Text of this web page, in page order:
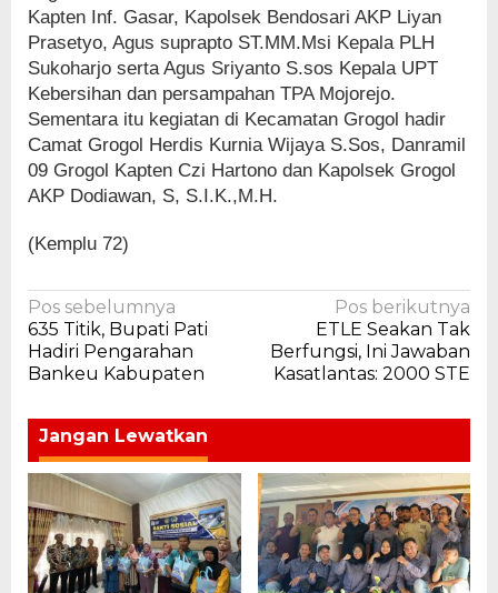
Kapten Inf. Gasar, Kapolsek Bendosari AKP Liyan
Prasetyo, Agus suprapto ST.MM.Msi Kepala PLH
Sukoharjo serta Agus Sriyanto S.sos Kepala UPT
Kebersihan dan persampahan TPA Mojorejo.
Sementara itu kegiatan di Kecamatan Grogol hadir
Camat Grogol Herdis Kurnia Wijaya S.Sos, Danramil
09 Grogol Kapten Czi Hartono dan Kapolsek Grogol
AKP Dodiawan, S, S.I.K.,M.H.
(Kemplu 72)
Navigasi
pos
Pos sebelumnya
635 Titik, Bupati Pati
Hadiri Pengarahan
Bankeu Kabupaten
Pos berikutnya
ETLE Seakan Tak
Berfungsi, Ini Jawaban
Kasatlantas: 2000 STE
Jangan Lewatkan